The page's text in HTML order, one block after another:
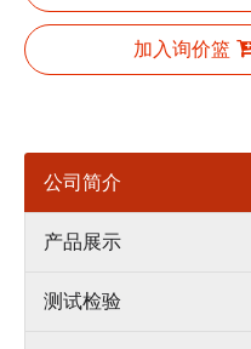
加入询价篮
公司简介
产品展示
测试检验